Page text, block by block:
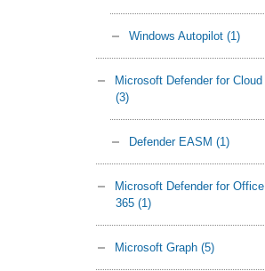
Windows Autopilot (1)
Microsoft Defender for Cloud
(3)
Defender EASM (1)
Microsoft Defender for Office
365 (1)
Microsoft Graph (5)